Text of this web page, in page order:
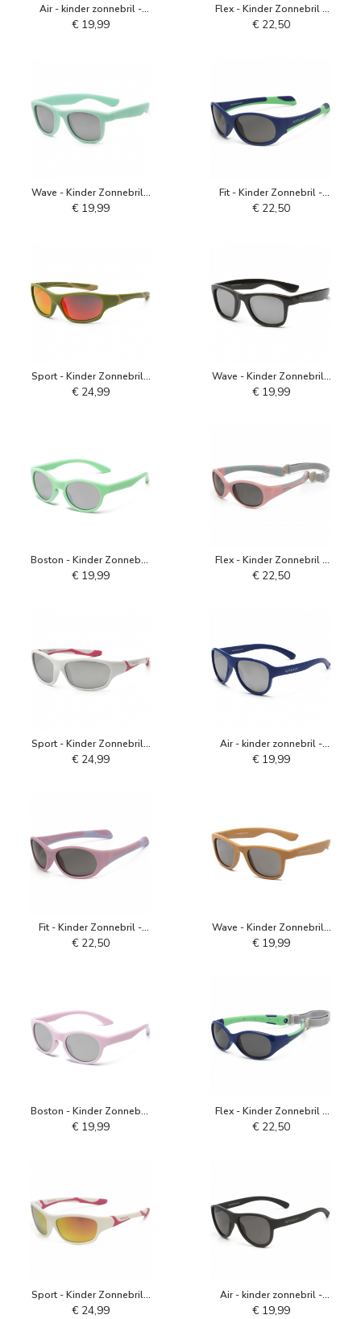
Air - kinder zonnebril -
Capri Blue
€ 19,99
Flex - Kinder Zonnebril -
Cendre Blue Grey
€ 22,50
Wave - Kinder Zonnebril -
Gebleekt turquoise
€ 19,99
Fit - Kinder Zonnebril -
Navy Spring Bud
€ 22,50
Sport - Kinder Zonnebril -
Feathers, Arrow, Quill
€ 24,99
Wave - Kinder Zonnebril -
Black Onyx
€ 19,99
Boston - Kinder Zonnebril
- Green Ash
€ 19,99
Flex - Kinder Zonnebril -
Cameo Roze Grijs
€ 22,50
Sport - Kinder Zonnebril -
Wit Cabaret
€ 24,99
Air - kinder zonnebril -
Deep Ultramarine
€ 19,99
Fit - Kinder Zonnebril -
Roze Lilac Chiffon
€ 22,50
Wave - Kinder Zonnebril -
Camel
€ 19,99
Boston - Kinder Zonnebril
- Lilac Snow
€ 19,99
Flex - Kinder Zonnebril -
Navy Groen
€ 22,50
Sport - Kinder Zonnebril -
Wit Roze
€ 24,99
Air - kinder zonnebril -
Phantom Zwart
€ 19,99